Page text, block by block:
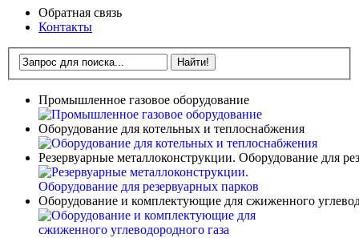
Обратная связь
Контакты
Промышленное газовое оборудование
Оборудование для котельных и теплоснабжения
Резервуарные металлоконструкции. Оборудование для
Оборудование и комплектующие для сжиженного